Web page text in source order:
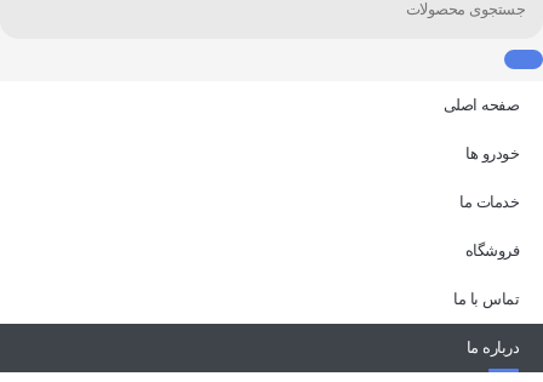
صفحه اصلی
خودرو ها
خدمات ما
فروشگاه
تماس با ما
درباره ما